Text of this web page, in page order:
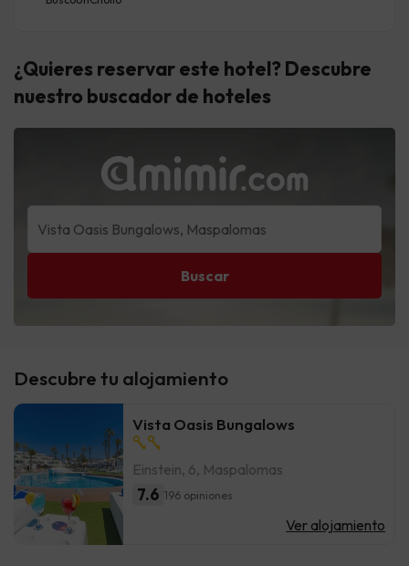
Descubre tu alojamiento
Vista Oasis Bungalows
Einstein, 6, Maspalomas
7.6 196 opiniones
Ver alojamiento
¿Quieres reservar este hotel? Descubre
nuestro buscador de hoteles
Buscar